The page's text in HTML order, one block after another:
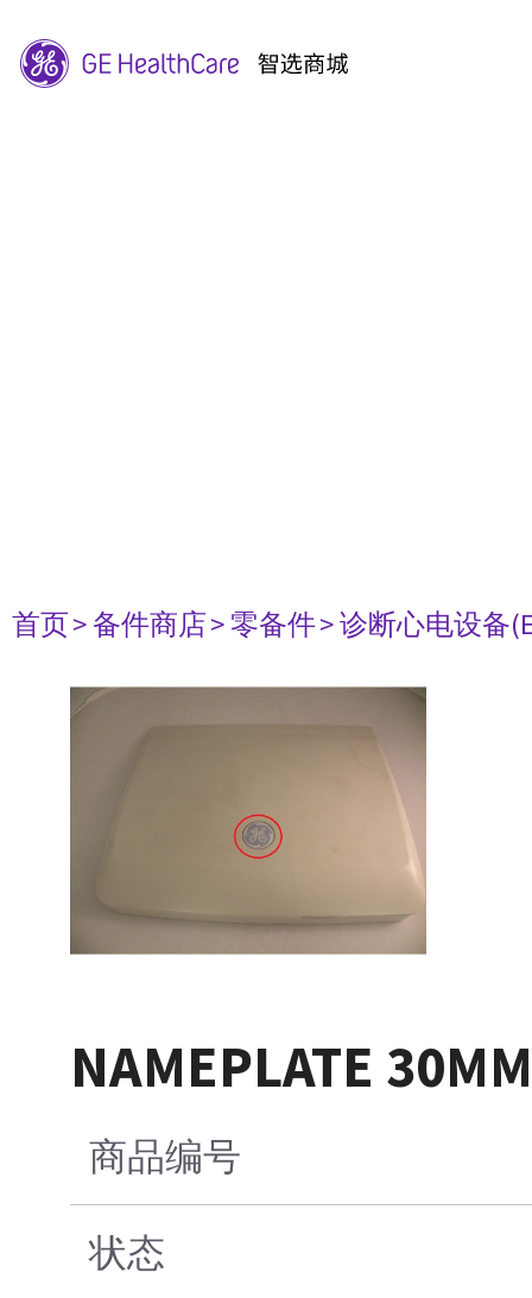
首页> 备件商店> 零备件> 诊断心电设备
NAMEPLATE
商品编号
状态